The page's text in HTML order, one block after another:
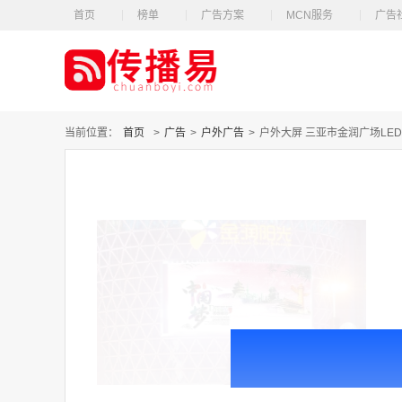
首页 榜单 广告方案 MCN服务 广告
当前位置： 首页 > 广告 > 户外广告 > 户外大屏 三亚市金润广场